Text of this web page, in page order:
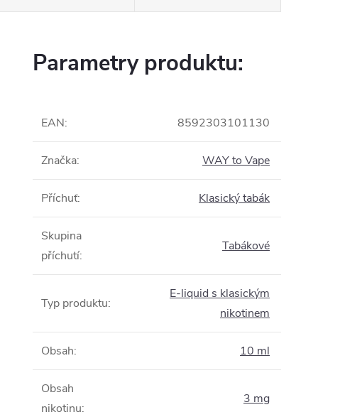
Parametry produktu:
EAN: 8592303101130
Značka: WAY to Vape
Příchuť: Klasický tabák
Skupina
příchutí:
Tabákové
Typ produktu:
E-liquid s klasickým
nikotinem
Obsah: 10 ml
Obsah
nikotinu:
3 mg